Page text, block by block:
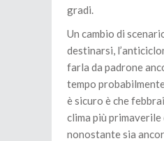
gradi.
Un cambio di
destinarsi,
farla da padrone
tempo
è sicuro è che
clima più
nonostante sia